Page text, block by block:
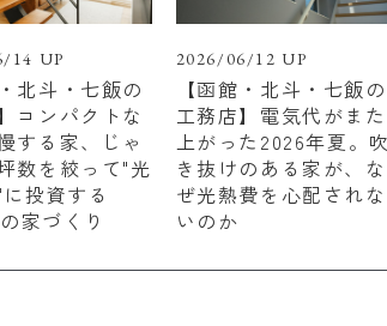
14 UP
北斗・七飯の
コンパクトな
する家、じゃ
数を絞って"光
投資する
家づくり
2026/06/12 UP
【函館・北斗・七飯の
工務店】電気代がまた
上がった2026年夏。
き抜けのある家が、な
ぜ光熱費を心配されな
いのか